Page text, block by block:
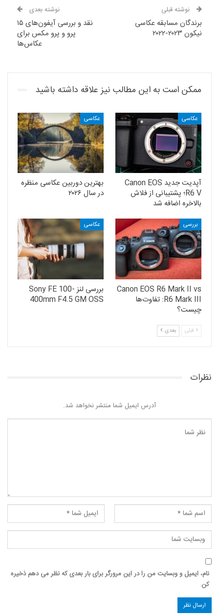
نوشته قبلی
برندگان مسابقه عکاسی
نیکون ۲۰۲۳-۲۰۲۲
نوشته بعدی
نقد و بررسی آیفون‌های ۱۵
پرو و پرو مکس برای
عکاس‌ها
ممکن است به این مطالب نیز علاقه داشته باشید
عکاسی
آپدیت جدید Canon EOS
R6 V؛ پشتیبانی از فلاش
بالاخره اضافه شد
عکاسی
بهترین دوربین عکاسی منظره
در سال ۲۰۲۶
بررسی
Canon EOS R6 Mark II vs
R6 Mark III: تفاوت‌ها
چیست؟
عکاسی
بررسی لنز Sony FE 100-
400mm F4.5 GM OSS
قبلی بعدی
نظرات
آدرس ایمیل شما منتشر نخواهد شد.
نام، ایمیل و وبسایت من را در این مرورگر برای بار بعدی که نظر می دهم ذخیره
کن